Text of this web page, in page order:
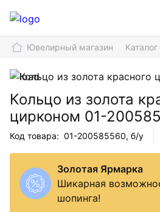
Ювелирный магазин
Кольцо из золота
цирконом 01-
Код товара: 01-200585560, б/у
Золотая Ярмарка
Шикарная
шопинга!